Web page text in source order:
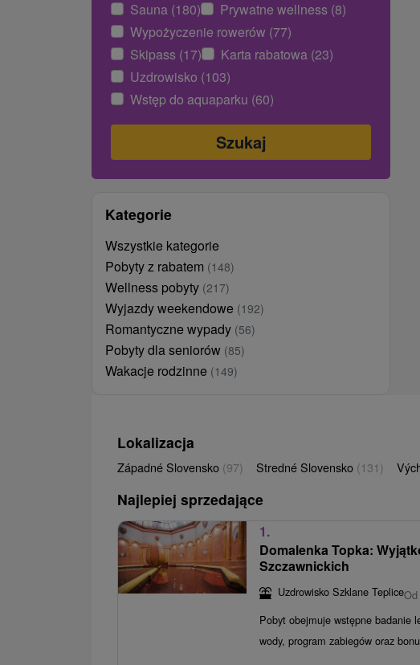
Sauna (180)
Prywatne wellness (8)
Wypożyczenie rowerów (77)
Skipass (17)
Karta rabatowa (23)
Uzdrowisko (103)
Wstęp do aquaparku (60)
Kategorie
Wszystkie kategorie
Pobyty z rabatem (148)
Wellness pobyty (217)
Wyjazdy weekendowe (192)
Romantyczne wypady (56)
Pobyty dla seniorów (85)
Wakacje rodzinne (149)
Lokalizacja
Západné Slovensko (97) Stredné Slovensko (131)
Najlepiej sprzedające
1.
Domalenka Topka:
Szczawnickich
Uzdrowisko Szklane Teplice
Pobyt obejmuje wstępne badanie
wody, program zabiegów oraz